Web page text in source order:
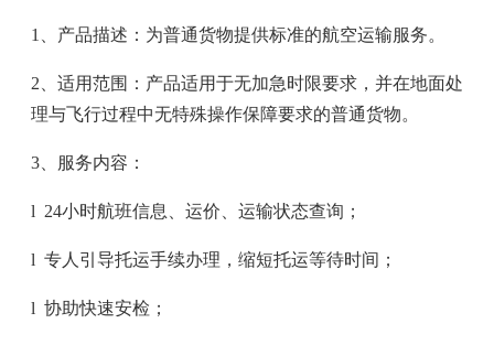
1 、产品描述：为普通货物提供标准的航空运输服务。
2 、适用范围：产品适用于无加急时限要求，并在地面处
理与飞行过程中无特殊操作保障要求的普通货物。
3 、服务内容：
l 24小时航班信息、运价、运输状态查询；
l 专人引导托运手续办理，缩短托运等待时间；
l 协助快速安检；